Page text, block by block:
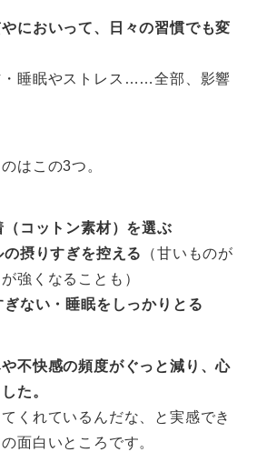
においって、日々の習慣でも変
・睡眠やストレス……全部、影響
はこの3つ。
コットン素材）を選ぶ
摂りすぎを控える
（甘いものが
強くなることも）
ぎない・睡眠をしっかりとる
不快感の頻度がぐっと減り、心
た。
くれているんだな、と実感でき
面白いところです。